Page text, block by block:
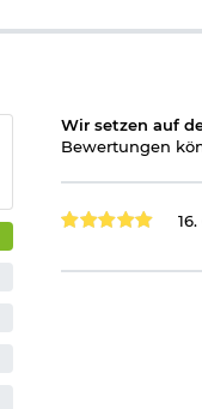
Wir setzen auf
Bewertungen